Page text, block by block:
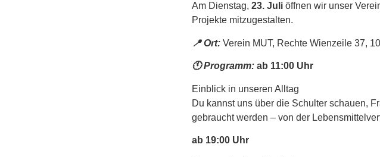
Am Dienstag, 23. Juli öffnen wir unser
Projekte mitzugestalten.
📍 Ort: Verein MUT, Rechte Wienzeile 37,
🕚 Programm: ab 11:00 Uhr
Einblick in unseren Alltag
Du kannst uns über die Schulter schauen,
gebraucht werden – von der
ab 19:00 Uhr